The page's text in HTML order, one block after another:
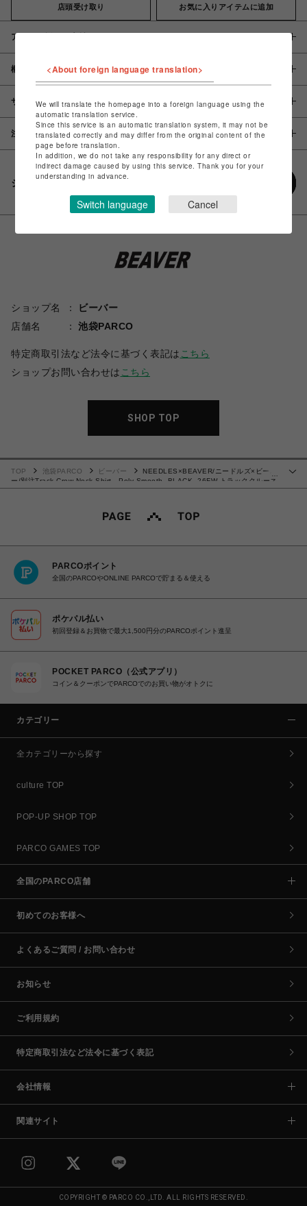
店頭受け取り お気に入りアイテムに追加
アイテム説明 / 素材
概要
サイズ
注意事項
シェアする
ショップ名
ビーバー
店舗名
池袋PARCO
特定商取引法など法令に基づく表記は こちら
ショップお問い合わせは こちら
SHOP TOP
TOP 池袋PARCO ビーバー
NEEDLES×BEAVER/ニードルズ×ビーバ
ー/別注Track Crew Neck Shirt - Poly Smooth -BLACK- 26FW トラッククルーネ
ックシャツ
PARCOポイント
全国のPARCOやONLINE PARCOで貯まる＆使える
ポケパル払い
初回登録＆お買物で最大1,500円分のPARCOポイント進呈
POCKET PARCO（公式アプリ）
コイン＆クーポンでPARCOでのお買い物がオトクに
カテゴリー
全カテゴリーから探す
culture TOP
POP-UP SHOP TOP
PARCO GAMES TOP
全国のPARCO店舗
初めてのお客様へ
よくあるご質問 / お問い合わせ
お知らせ
ご利用規約
特定商取引法など法令に基づく表記
会社情報
関連サイト
COPYRIGHT © PARCO CO.,LTD. ALL RIGHTS RESERVED.
<About foreign language translation>
We will translate the homepage into a foreign language using the
automatic translation service.
Since this service is an automatic translation system, it may not be
translated correctly and may differ from the original content of the
page before translation.
In addition, we do not take any responsibility for any direct or
indirect damage caused by using this service. Thank you for your
understanding in advance.
Switch language Cancel